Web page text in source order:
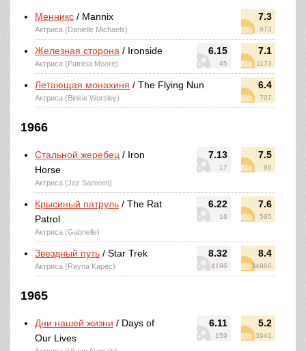
7.3
973
Менникс / Mannix
Актриса (Danielle Michaels)
6.15
45
7.1
1173
Железная сторона / Ironside
Актриса (Patricia Moore)
6.4
707
Летающая монахиня / The Flying Nun
Актриса (Binkie Worsley)
1966
7.13
17
7.5
86
Стальной жеребец / Iron
Horse
Актриса (Jez Santeen)
6.22
16
7.6
595
Крысиный патруль / The Rat
Patrol
Актриса (Gabrielle)
8.32
4196
8.4
34986
Звездный путь / Star Trek
Актриса (Rayna Kapec)
1965
6.11
159
5.2
3941
Дни нашей жизни / Days of
Our Lives